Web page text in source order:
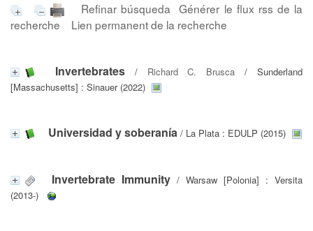
Refinar búsqueda
Générer le flux rss de la
recherche
Lien permanent de la recherche
Invertebrates/ Richard C. Brusca / Sunderland
[Massachusetts] : Sinauer (2022)
Universidad y soberanía / La Plata : EDULP (2015)
Invertebrate Immunity / Warsaw [Polonia] : Versita
(2013-)